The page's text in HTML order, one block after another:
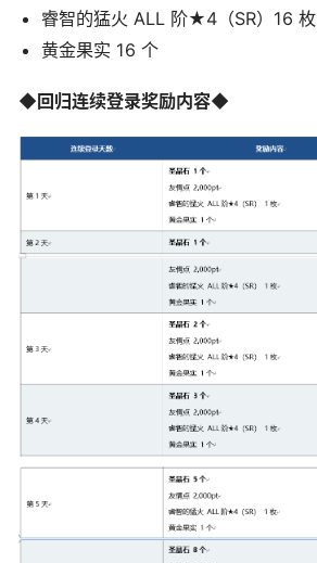
睿智的猛火 ALL 阶★4（SR）16 枚
黄金果实 16 个
◆回归连续登录奖励内容◆